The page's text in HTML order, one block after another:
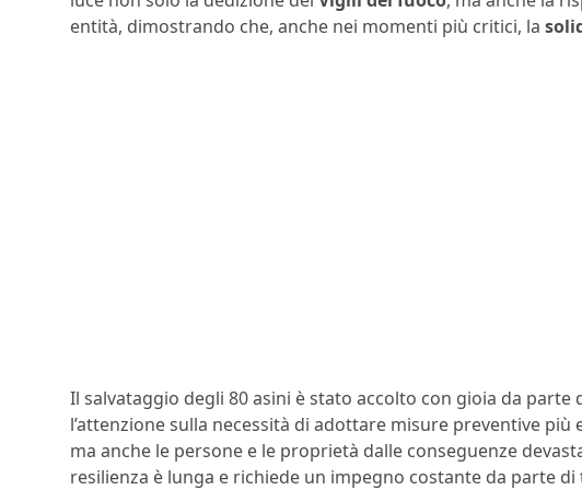
entità, dimostrando che, anche nei momenti più critici, la
Il salvataggio degli 80 asini è stato accolto con gioia da parte
l’attenzione sulla necessità di adottare misure preventive
ma anche le persone e le proprietà dalle conseguenze
resilienza è lunga e richiede un impegno costante da parte